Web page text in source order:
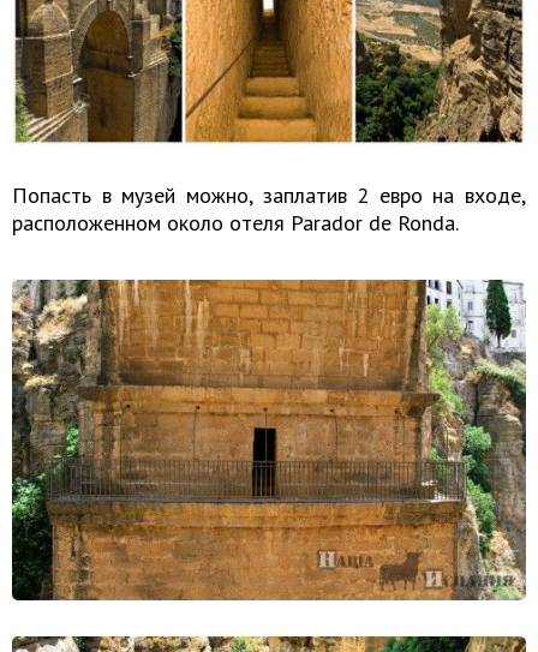
Попасть в музей можно, заплатив 2 евро на входе,
расположенном около отеля Parador de Ronda.